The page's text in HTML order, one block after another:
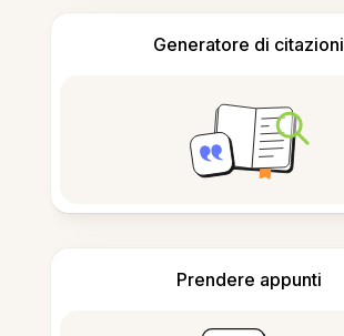
Generatore di citazioni
Prendere appunti